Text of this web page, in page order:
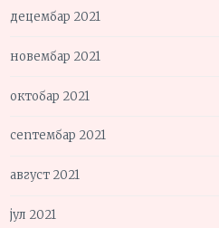
децембар 2021
новембар 2021
октобар 2021
септембар 2021
август 2021
јул 2021